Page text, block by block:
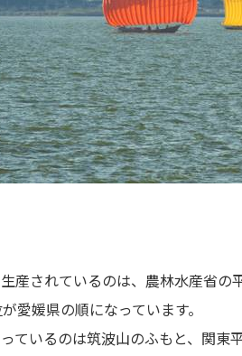
産されているのは、農林水産省の
愛媛県の順になっています。
ているのは筑波山のふもと、関東